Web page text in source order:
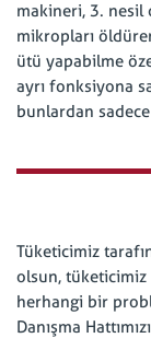
makineri, 3. nesil
mikropları
ütü yapabilme
ayrı fonksiyona
bunlardan
Tüketicimiz
olsun, tüketicimiz
herhangi bir
Danışma